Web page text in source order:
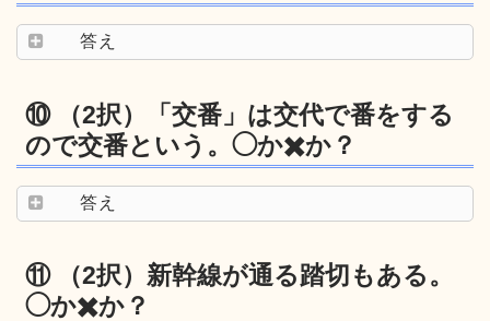
答え
⑩ （2択）「交番」は交代で番をする
ので交番という。◯か✖️か？
答え
⑪ （2択）新幹線が通る踏切もある。
◯か✖️か？